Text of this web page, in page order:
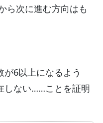
ら次に進む方向はも
が6以上になるよう
しない……ことを証明